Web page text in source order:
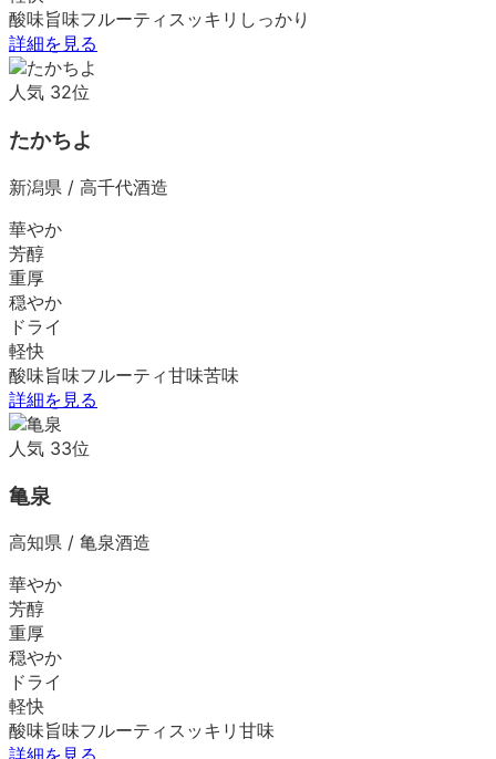
酸味旨味フルーティ スッキリ しっかり
詳細を見る
人気 32位
たかちよ
新潟県 / 高千代酒造
華やか
芳醇
重厚
穏やか
ドライ
軽快
酸味旨味フルーティ甘味苦味
詳細を見る
人気 33位
亀泉
高知県 / 亀泉酒造
華やか
芳醇
重厚
穏やか
ドライ
軽快
酸味旨味フルーティ スッキリ 甘味